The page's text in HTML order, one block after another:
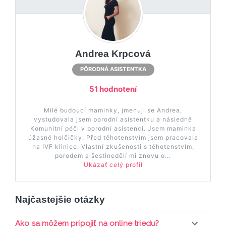
Andrea Krpcová
PÔRODNÁ ASISTENTKA
51 hodnotení
Milé budoucí maminky, jmenuji se Andrea,
vystudovala jsem porodní asistentku a následně
Komunitní péči v porodní asistenci. Jsem maminka
úžasné holčičky. Před těhotenstvím jsem pracovala
na IVF klinice. Vlastní zkušenosti s těhotenstvím,
porodem a šestinedělí mi znovu o...
Ukázať celý profil
Najčastejšie otázky
Ako sa môžem pripojiť na online triedu?